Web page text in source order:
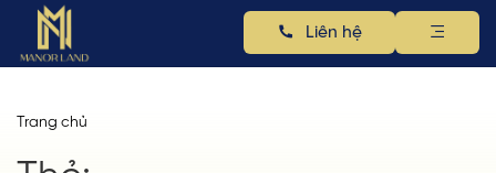
Liên hệ
Trang chủ